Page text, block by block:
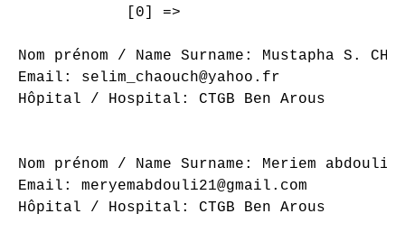
            [0] =>
Nom prénom / Name Surname: Mustapha S.
Email: selim_chaouch@yahoo.fr
Hôpital / Hospital: CTGB Ben Arous
Nom prénom / Name Surname: Meriem abdouli
Email: meryemabdouli21@gmail.com
Hôpital / Hospital: CTGB Ben Arous